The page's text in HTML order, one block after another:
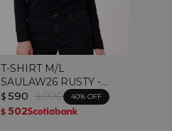
T-SHIRT M/L
SAULAW26 RUSTY -
Negro
$ 590 $ 990 40
$ 502